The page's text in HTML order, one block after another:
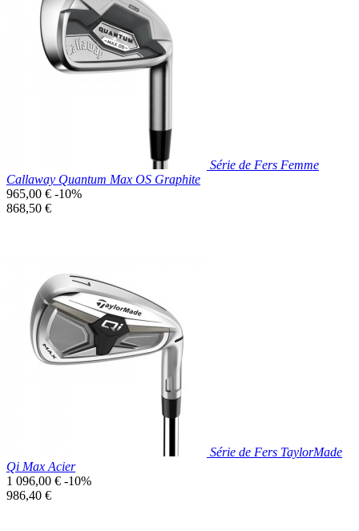
Aperçu rapide
Série de Fers Femme
Callaway Quantum Max OS Graphite
Prix
de
965,00 € -10%
Prix
868,50 €
Prix réduit
Aperçu rapide
Série de Fers TaylorMade
Qi Max Acier
Prix
de
1 096,00 € -10%
Prix
986,40 €